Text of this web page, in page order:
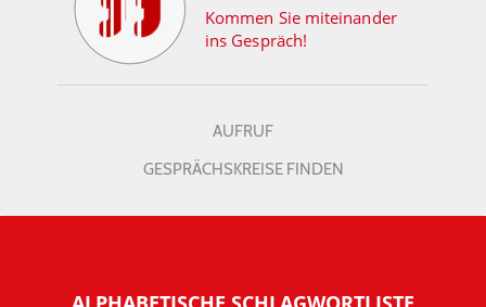
Kommen Sie miteinander
ins Gespräch!
AUFRUF
GESPRÄCHSKREISE FINDEN